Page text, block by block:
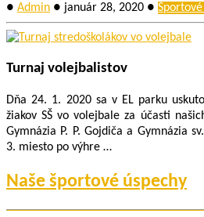
● Admin ● január 28, 2020 ●
Turnaj volejbalistov
Dňa 24. 1. 2020 sa v EL parku
žiakov SŠ vo volejbale za účasti
Gymnázia P. P. Gojdiča a Gymnázia
3. miesto po výhre …
Naše športové úspechy